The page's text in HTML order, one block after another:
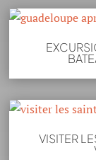
VISITER